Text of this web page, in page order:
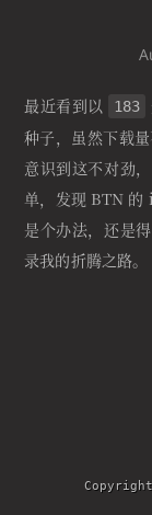
最近看到以 183
种子，虽然下载
意识到这不对劲
单，发现 BTN 的
是个办法，还是
录我的折腾之路。